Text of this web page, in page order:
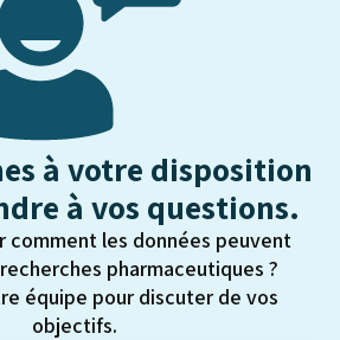
à votre disposition
à vos questions.
comment les données peuvent
pharmaceutiques ?
équipe pour discuter de vos
objectifs.